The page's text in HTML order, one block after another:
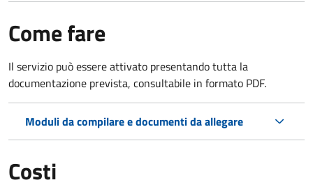
Come fare
Il servizio può essere attivato presentando tutta la
documentazione prevista, consultabile in formato PDF.
Moduli da compilare e documenti da allegare
Costi